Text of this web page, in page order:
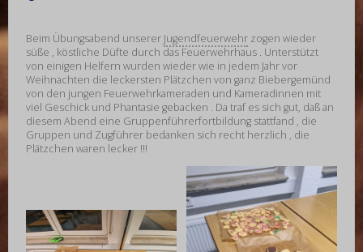
Beim Übungsabend unserer Jugendfeuerwehr zogen wieder
süße , köstliche Düfte durch das Feuerwehrhaus . Unterstützt
von einigen Helfern wurden wieder wie in jedem Jahr vor
Weihnachten die leckersten Plätzchen von ganz Biebergemünd
von den jungen Feuerwehrkameraden und Kameradinnen mit
viel Geschick und Phantasie gebacken . Da traf es sich gut, daß an
diesem Abend eine Gruppenführerfortbildung stattfand , die
Gruppen und Zugführer bedanken sich recht herzlich , die
Plätzchen waren lecker !!!